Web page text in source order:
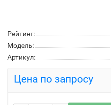
Рейтинг:
Модель:
Артикул:
Цена по запросу